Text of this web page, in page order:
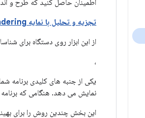
اطمینان حاصل کنید که طرح و
تجزیه و تحلیل با نمایه GPU Rendering
از این ابزار روی دستگاه برای
،
یکی از جنبه های کلیدی برنامه
نمایش می دهد. هنگامی که
این بخش چندین روش را برای